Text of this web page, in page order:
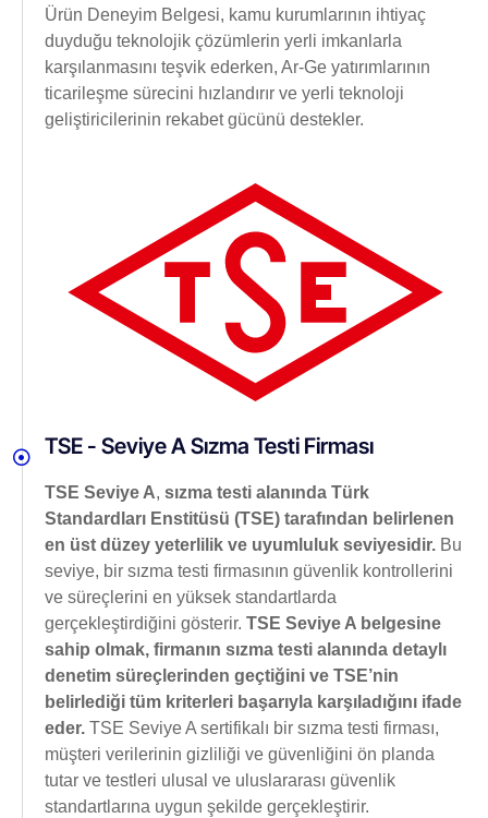
Ürün Deneyim Belgesi, kamu kurumlarının ihtiyaç
duyduğu teknolojik çözümlerin yerli imkanlarla
karşılanmasını teşvik ederken, Ar-Ge yatırımlarının
ticarileşme sürecini hızlandırır ve yerli teknoloji
geliştiricilerinin rekabet gücünü destekler.
TSE - Seviye A Sızma Testi Firması
TSE Seviye A, sızma testi alanında Türk
Standardları Enstitüsü (TSE) tarafından belirlenen
en üst düzey yeterlilik ve uyumluluk seviyesidir. Bu
seviye, bir sızma testi firmasının güvenlik kontrollerini
ve süreçlerini en yüksek standartlarda
gerçekleştirdiğini gösterir. TSE Seviye A belgesine
sahip olmak, firmanın sızma testi alanında detaylı
denetim süreçlerinden geçtiğini ve TSE’nin
belirlediği tüm kriterleri başarıyla karşıladığını ifade
eder. TSE Seviye A sertifikalı bir sızma testi firması,
müşteri verilerinin gizliliği ve güvenliğini ön planda
tutar ve testleri ulusal ve uluslararası güvenlik
standartlarına uygun şekilde gerçekleştirir.